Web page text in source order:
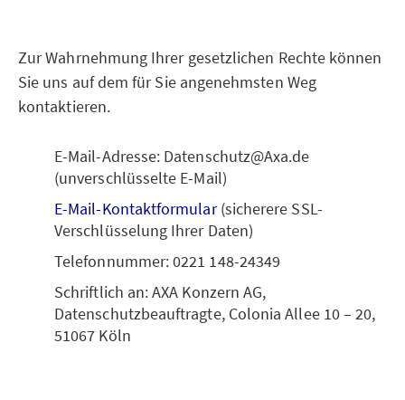
Zur Wahrnehmung Ihrer gesetzlichen Rechte können
Sie uns auf dem für Sie angenehmsten Weg
kontaktieren.
E-Mail-Adresse: Datenschutz@Axa.de
(unverschlüsselte E-Mail)
E-Mail-Kontaktformular(sicherere SSL-
Verschlüsselung Ihrer Daten)
Telefonnummer: 0221 148-24349
Schriftlich an: AXA Konzern AG,
Datenschutzbeauftragte, Colonia Allee 10 – 20,
51067 Köln